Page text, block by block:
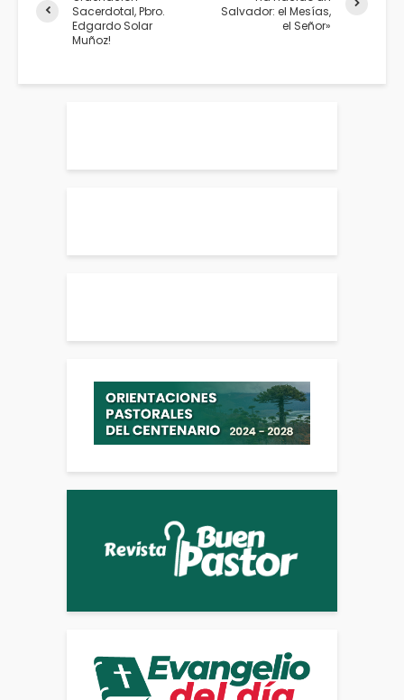
Sacerdotal, Pbro.
Edgardo Solar
Muñoz!
Salvador: el Mesías,
el Señor»